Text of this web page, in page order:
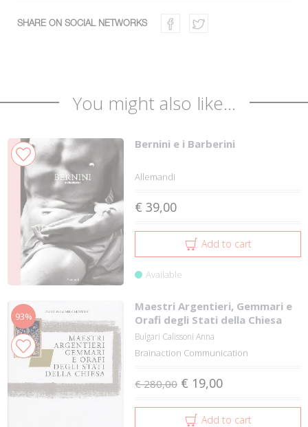
SHARE ON SOCIAL NETWORKS
You might also like...
Bernini e i Barberini
Allemandi
€ 39,00
Add to cart
Available
93%
Maestri Argentieri, Gemmari e
Orafi degli Stati della Chiesa
Bulgari Calissoni Anna
Brainaction Communication
€ 280,00 € 19,00
Add to cart